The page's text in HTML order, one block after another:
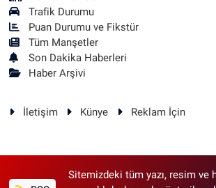
Trafik Durumu
Puan Durumu ve Fikstür
Tüm Manşetler
Son Dakika Haberleri
Haber Arşivi
İletişim Künye Reklam İçin
Sitemizdeki tüm yazı, resim ve